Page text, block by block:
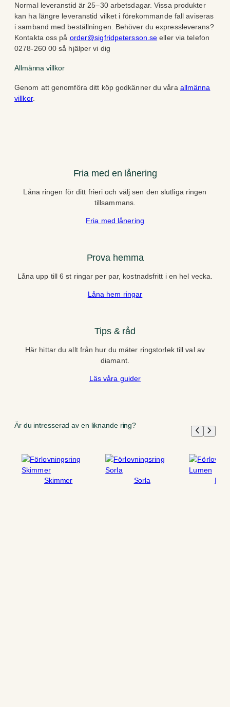
Normal leveranstid är 25–30 arbetsdagar. Vissa produkter
kan ha längre leveranstid vilket i förekommande fall aviseras
i samband med beställningen. Behöver du expressleverans?
Kontakta oss på order@sigfridpetersson.se eller via telefon
0278-260 00 så hjälper vi dig
Allmänna villkor
Genom att genomföra ditt köp godkänner du våra allmänna
villkor.
Fria med en lånering
Låna ringen för ditt frieri och välj sen den slutliga ringen
tillsammans.
Fria med lånering
Prova hemma
Låna upp till 6 st ringar per par, kostnadsfritt i en hel vecka.
Låna hem ringar
Tips & råd
Här hittar du allt från hur du mäter ringstorlek till val av
diamant.
Läs våra guider
Är du intresserad av en liknande ring?
Skimmer Sorla